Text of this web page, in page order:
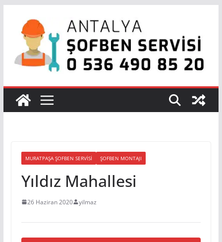
content
MURATPAŞA ŞOFBEN SERVISI ŞOFBEN MONTAJI
Yıldız Mahallesi
26 Haziran 2020 yilmaz